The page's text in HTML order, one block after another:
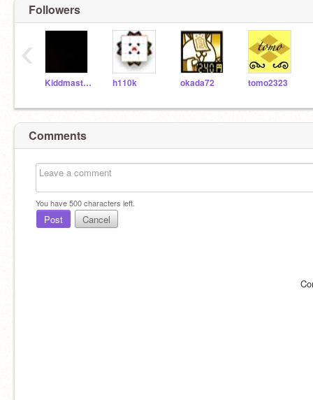
Followers
Kiddmaste-ez_lol h110k okada72 tomo2323
‹
Comments
You have500characters left.
Post Cancel